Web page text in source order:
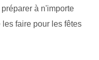
à n'importe
faire pour les fêtes